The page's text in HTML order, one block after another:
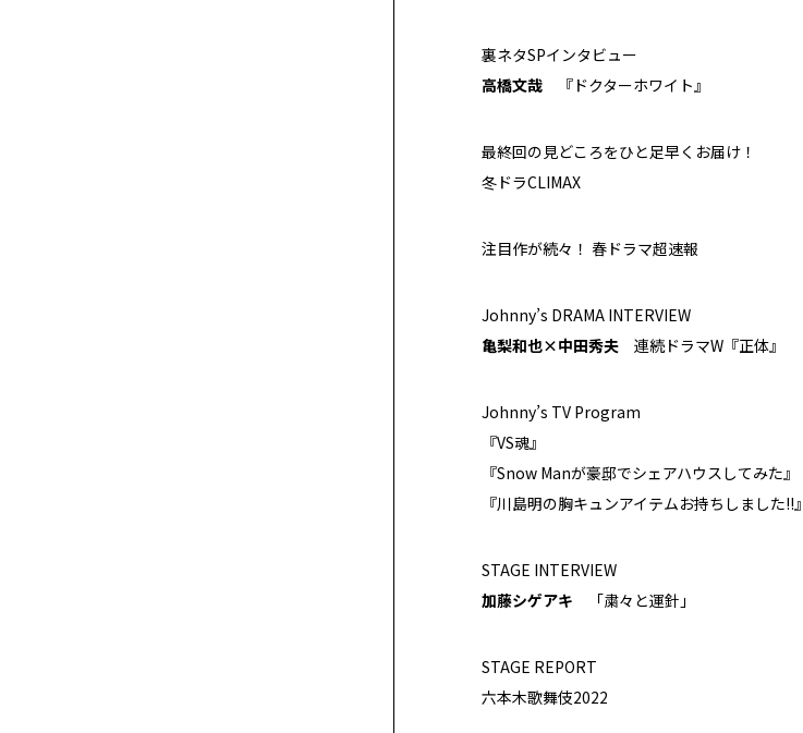
裏ネタSPインタビュー
高橋文哉 『ドクターホワイト』
最終回の見どころをひと足早くお届け！
冬ドラCLIMAX
注目作が続々！ 春ドラマ超速報
Johnny’s DRAMA INTERVIEW
亀梨和也×中田秀夫 連続ドラマW『正体』
Johnny’s TV Program
『VS魂』
『Snow Manが豪邸でシェアハウスしてみた』
『川島明の胸キュンアイテムお持ちしました!!』
STAGE INTERVIEW
加藤シゲアキ 「粛々と運針」
STAGE REPORT
六本木歌舞伎2022